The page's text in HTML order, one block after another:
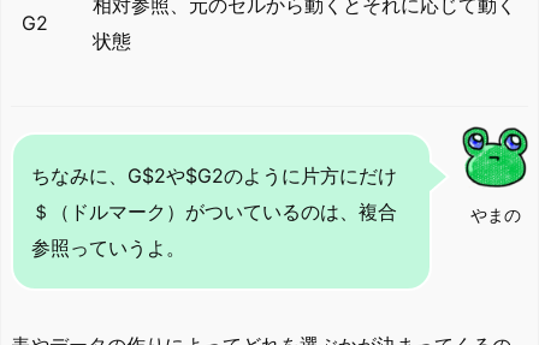
G2
状態
やまの
ちなみに、G$2や$G2のように片方にだけ
＄（ドルマーク）がついているのは、複合
参照っていうよ。